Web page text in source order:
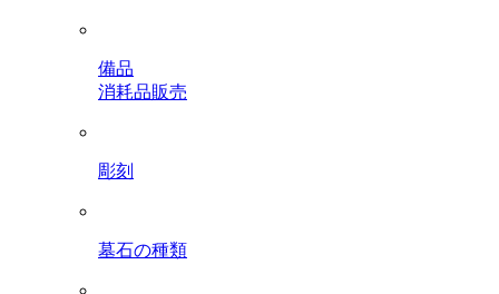
備品
消耗品販売
彫刻
墓石の種類